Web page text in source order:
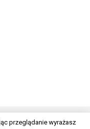
przeglądanie wyrażasz